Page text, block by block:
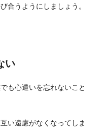
合うようにしましょう。
い
も心遣いを忘れないこと
い遠慮がなくなってしま